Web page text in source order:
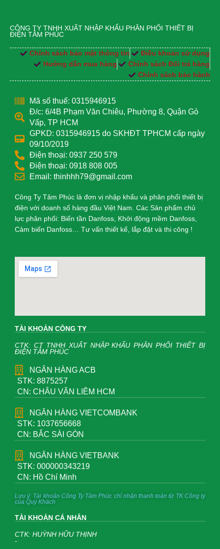
CÔNG TY TNHH XUẤT NHẬP KHẨU PHÂN PHỐI THIẾT BỊ
ĐIỆN TÂM PHÚC
Chính sách bảo mật thông tin
Điều khoản sử dụng
Hướng dẫn mua hàng
Chính sách Đổi trả hàng
Chính sách bảo hành
Mã số thuế: 0315946915
Đ/c: 6/4B Phạm Văn Chiêu, Phường 8, Quận Gò
Vấp, TP HCM
GPKD: 0315946915 do SKHĐT TPHCM cấp ngày
09/10/2019
Điện thoại: 0937 250 579
Điện thoại: 0918 808 005
Email: thinhhh79@gmail.com
Công Ty Tâm Phúc là đơn vị nhập khẩu và phân phối thiết bị
điện với doanh số hàng đầu Việt Nam. Các Sản phẩm chủ
lực phân phối: Biến tần Danfoss, Khởi động mềm Danfoss,
Cảm biến Danfoss… Tư vấn thiết kế, lắp đặt và thi công !
TÀI KHOẢN CÔNG TY
CTK: CT TNHH XUẤT NHẬP KHẨU PHÂN PHỐI THIẾT BỊ
ĐIỆN TÂM PHÚC
NGÂN HÀNG ACB
STK: 8875257
CN: CHÂU VĂN LIÊM HCM
NGÂN HÀNG VIETCOMBANK
STK: 1037656668
CN: BẮC SÀI GÒN
NGÂN HÀNG VIETBANK
STK: 000000343219
CN: Hồ Chí Minh
Lưu ý: Tài khoản Công Ty Tâm Phúc chỉ nhận thanh toán từ TK Công ty
của Quý Khách
TÀI KHOẢN CÁ NHÂN
CTK: HUỲNH HỮU THỊNH
-